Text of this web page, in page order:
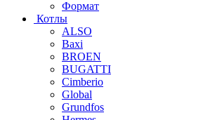
Формат
Котлы
ALSO
Baxi
BROEN
BUGATTI
Cimberio
Global
Grundfos